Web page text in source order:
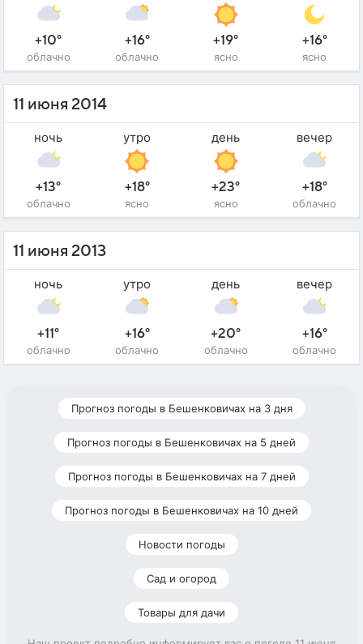
+10°
облачно
+16°
облачно
+19°
ясно
+16°
ясно
11 июня 2014
ночь
+13°
облачно
утро
+18°
ясно
день
+23°
ясно
вечер
+18°
облачно
11 июня 2013
ночь
+11°
облачно
утро
+16°
облачно
день
+20°
облачно
вечер
+16°
облачно
Прогноз погоды в Бешенковичах на 3 дня
Прогноз погоды в Бешенковичах на 5 дней
Прогноз погоды в Бешенковичах на 7 дней
Прогноз погоды в Бешенковичах на 10 дней
Новости погоды
Сад и огород
Товары для дачи